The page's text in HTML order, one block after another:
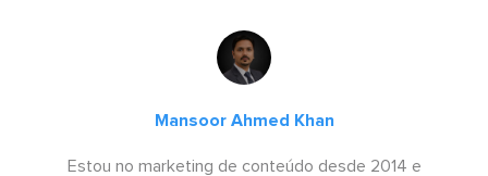
Mansoor Ahmed Khan
Estou no marketing de conteúdo desde 2014 e